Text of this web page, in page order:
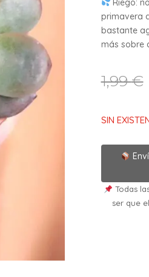
primavera
bastante
más sobre
1,99€
SIN
Todas
ser que